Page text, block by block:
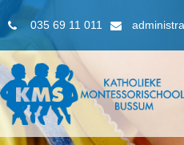
035 69 11 011